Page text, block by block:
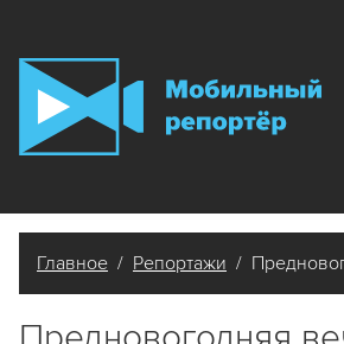
Главное / Репортажи /